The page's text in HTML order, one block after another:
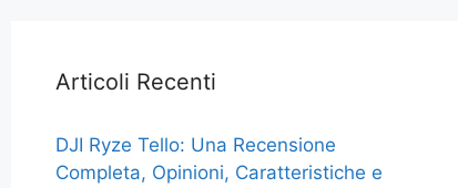
Articoli Recenti
DJI Ryze Tello: Una Recensione
Completa, Opinioni, Caratteristiche e